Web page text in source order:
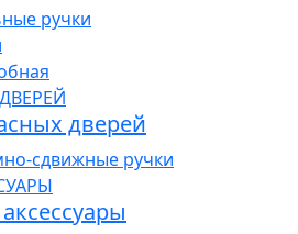
ручки
дверей
сдвижные ручки